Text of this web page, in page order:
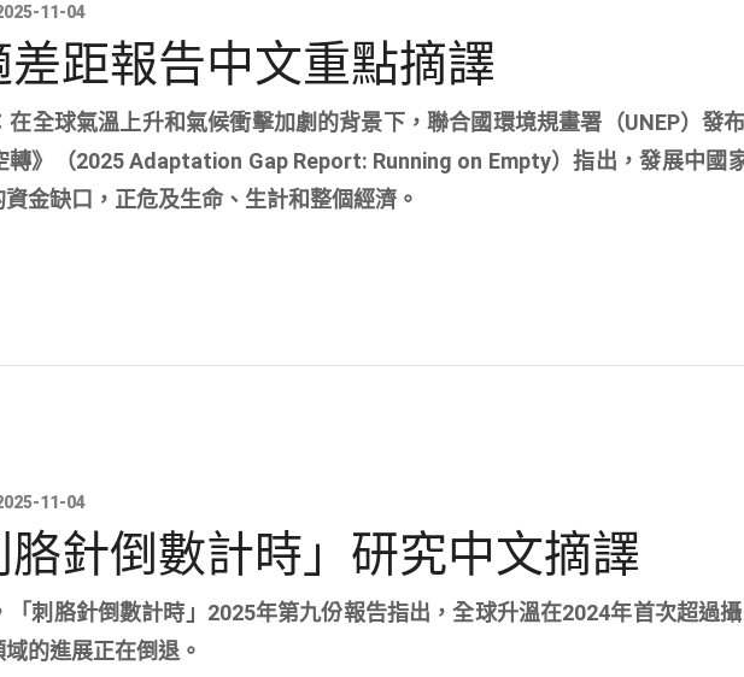
11-04
距報告中文重點摘譯
在全球氣溫上升和氣候衝擊加劇的背景下，聯合國環境規畫署（UNEP）發
轉》（2025 Adaptation Gap Report: Running on Empty）指出，發展中國
金缺口，正危及生命、生計和整個經濟。
11-04
胳針倒數計時」研究中文摘譯
「刺胳針倒數計時」2025年第九份報告指出，全球升溫在2024年首次超過
的進展正在倒退。